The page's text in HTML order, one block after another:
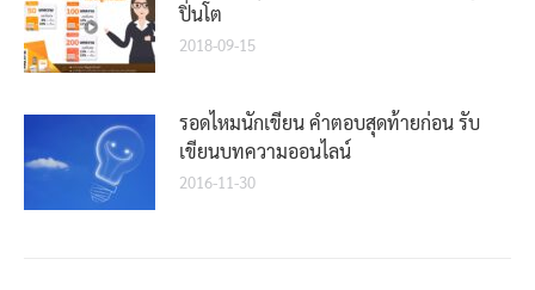
ปิ่นโต
2018-09-15
รอดไหมนักเขียน คำตอบสุดท้ายก่อน รับ
เขียนบทความออนไลน์
2016-11-30